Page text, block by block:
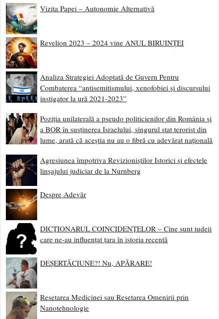
Vizita Papei – Autonomie Alternativă
Revelion 2023 – 2024 vine ANUL BIRUINȚEI
Analiza Strategiei Adoptată de Guvern Pentru
Combaterea “antisemitismului, xenofobiei și discursului
instigator la ură 2021-2023”
Poziția unilaterală a pseudo politicienilor din România și
a BOR în susținerea Israelului, singurul stat terorist din
lume, arată că aceștia nu au o fibră cu adevărat națională
Agresiunea împotriva Revizioniștilor Istorici și efectele
linșajului judiciar de la Nurnberg
Despre Adevăr
DICȚIONARUL COINCIDENȚELOR – Cine sunt iudeii
care ne-au influențat țara în istoria recentă
DEȘERTĂCIUNE?! Nu, APĂRARE!
Resetarea Medicinei sau Resetarea Omenirii prin
Nanotehnologie